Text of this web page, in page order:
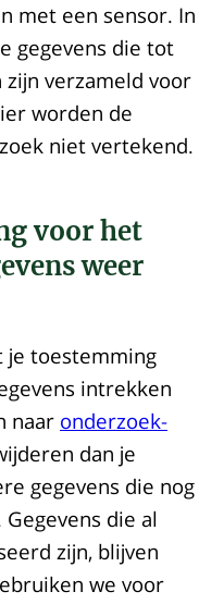
met een sensor. In
gegevens die tot
verzameld voor
worden de
niet vertekend.
voor het
weer
je toestemming
intrekken
naar onderzoek-
dan je
gegevens die nog
die al
zijn, blijven
we voor